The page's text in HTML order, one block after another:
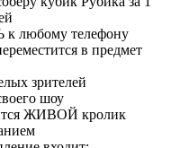
к любому телефону
в предмет
зрителей
шоу
ЖИВОЙ кролик